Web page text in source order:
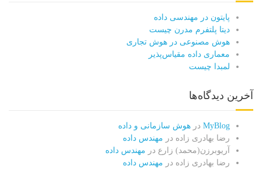
پایتون در مهندسی داده
دیتا پلتفرم مدرن چیست
هوش مصنوعی در هوش تجاری
معماری داده مقیاس‌پذیر
لمبدا چیست
آخرین دیدگاه‌ها
MyBlog در هوش سازمانی و داده
رضا بهادری زاده در مهندس داده
آریوبرزن(محمد) زارع در مهندس داده
رضا بهادری زاده در مهندس داده